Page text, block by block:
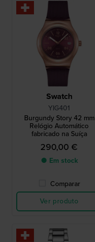
Swatch
YIG401
Burgundy Story 42 mm
Relógio Automático
fabricado na Suíça
290,00 €
● Em stock
Comparar
Ver produto